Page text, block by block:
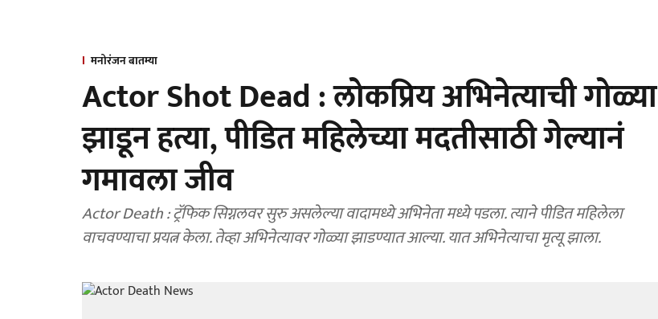
मनोरंजन बातम्या
Actor Shot Dead : लोकप्रिय अभिनेत्याची गोळ्या
झाडून हत्या, पीडित महिलेच्या मदतीसाठी गेल्यानं
गमावला जीव
Actor Death : ट्रॅफिक सिग्नलवर सुरु असलेल्या वादामध्ये अभिनेता मध्ये पडला. त्याने पीडित महिलेला
वाचवण्याचा प्रयत्न केला. तेव्हा अभिनेत्यावर गोळ्या झाडण्यात आल्या. यात अभिनेत्याचा मृत्यू झाला.